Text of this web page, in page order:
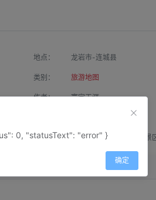
地点： 龙岩市-连城县
类别： 旅游地图
作者： 寰宇天涯
属性： 地图属性： 地图类型-景
0, "statusText": "error" }
确定